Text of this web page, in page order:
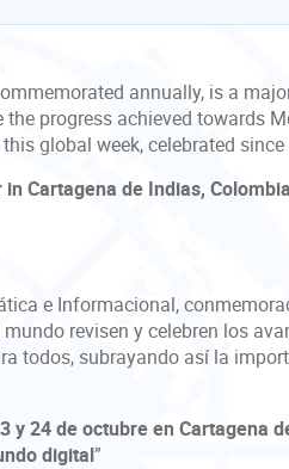
annually, is a
progress achieved towards
global week, celebrated since
Cartagena de Indias, Colombia
e Informacional,
revisen y celebren los
todos, subrayando así la
y 24 de octubre en Cartagena
digital”